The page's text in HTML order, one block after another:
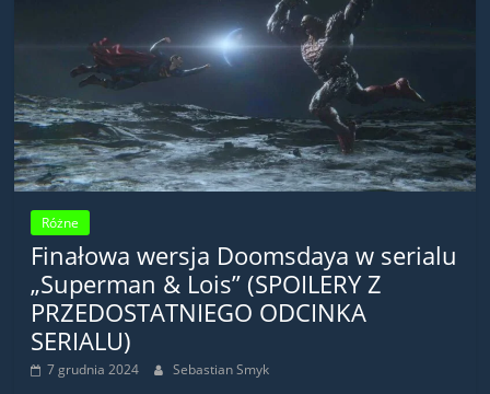
Różne
Finałowa wersja Doomsdaya w serialu
„Superman & Lois” (SPOILERY Z
PRZEDOSTATNIEGO ODCINKA
SERIALU)
7 grudnia 2024 Sebastian Smyk